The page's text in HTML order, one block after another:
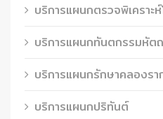
บริการแผนกตรวจพิเคราะ
บริการแผนกทันตกรรมหัต
บริการแผนกรักษาคลองร
บริการแผนกปริทันต์